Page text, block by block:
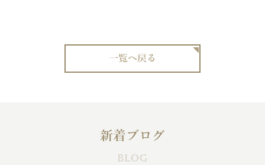
一覧へ戻る
新着ブログ
BLOG